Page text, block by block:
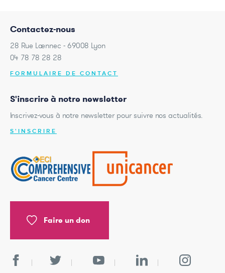
Contactez-nous
28 Rue Laennec - 69008 Lyon
04 78 78 28 28
FORMULAIRE DE CONTACT
S'inscrire à notre newsletter
Inscrivez-vous à notre newsletter pour suivre nos actualités.
S'INSCRIRE
Faire un don